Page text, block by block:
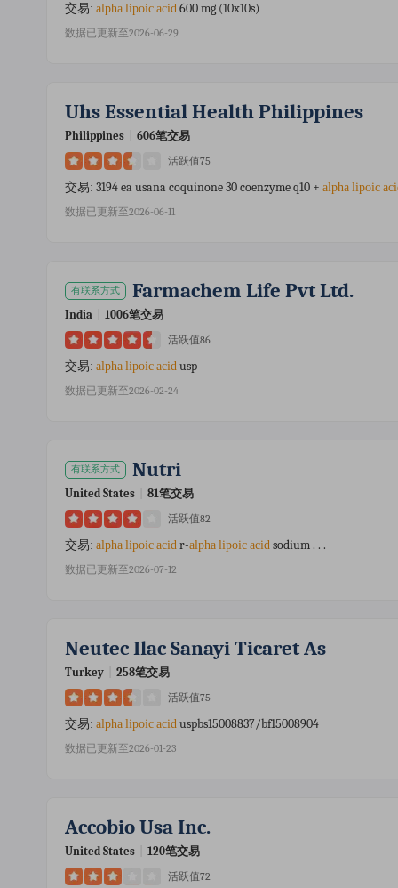
交易: alpha lipoic acid 600 mg (10x10s)
数据已更新至2026-06-29
Uhs Essential Health Philippines
Philippines 606笔交易
活跃值75
交易: 3194 ea usana coquinone 30 coenzyme q10 + alpha lipoic
数据已更新至2026-06-11
有联系方式 Farmachem Life Pvt Ltd.
India 1006笔交易
活跃值86
交易: alpha lipoic acid usp
数据已更新至2026-02-24
有联系方式 Nutri
United States 81笔交易
活跃值82
交易: alpha lipoic acid r-alpha lipoic acid sodium . . .
数据已更新至2026-07-12
Neutec Ilac Sanayi Ticaret As
Turkey 258笔交易
活跃值75
交易: alpha lipoic acid uspbs15008837/bf15008904
数据已更新至2026-01-23
Accobio Usa Inc.
United States 120笔交易
活跃值72